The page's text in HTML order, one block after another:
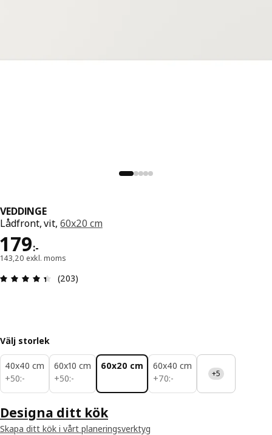
VEDDINGE
Lådfront, vit,60x20 cm
179:-
Pris 179:-
143,20 exkl. moms
Recension: 4.4 utav 5 stjärnor. Totalt antal
(203)
Välj storlek
40x40 cm
+50:-
50:-
60x10 cm
+50:-
50:-
60x20 cm
60x40 cm
+70:-
70:- +5
Designa ditt kök
Skapa ditt kök i vårt planeringsverktyg